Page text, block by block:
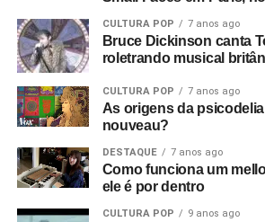
CULTURA POP 7 anos ago
Bruce Dickinson canta
roletrando musical
CULTURA POP 7 anos ago
As origens da
nouveau?
DESTAQUE 7 anos ago
Como funciona um
ele é por dentro
CULTURA POP 9 anos ago